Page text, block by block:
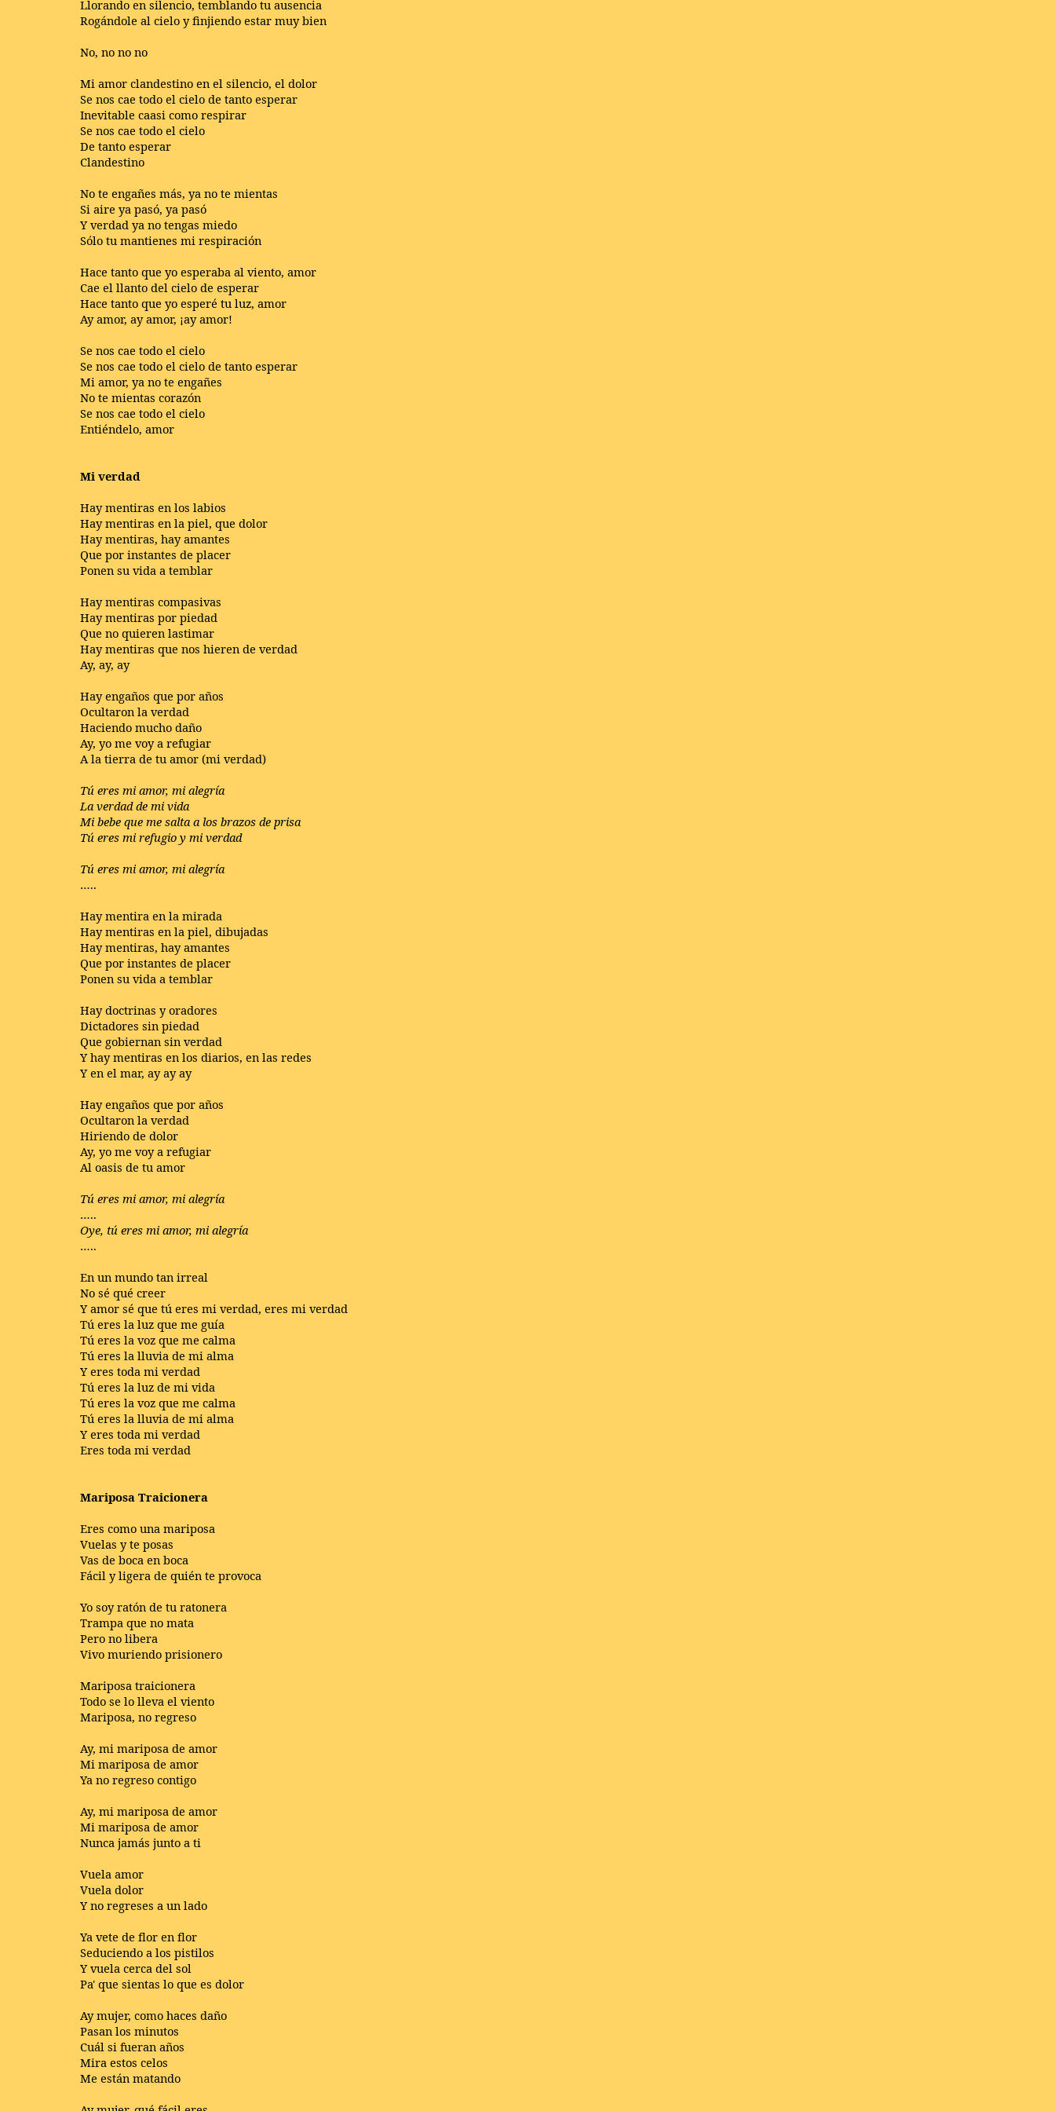
Llorando en silencio, temblando tu ausencia
Rogándole al cielo y finjiendo estar muy bien
No, no no no
Mi amor clandestino en el silencio, el dolor
Se nos cae todo el cielo de tanto esperar
Inevitable caasi como respirar
Se nos cae todo el cielo
De tanto esperar
Clandestino
No te engañes más, ya no te mientas
Si aire ya pasó, ya pasó
Y verdad ya no tengas miedo
Sólo tu mantienes mi respiración
Hace tanto que yo esperaba al viento, amor
Cae el llanto del cielo de esperar
Hace tanto que yo esperé tu luz, amor
Ay amor, ay amor, ¡ay amor!
Se nos cae todo el cielo
Se nos cae todo el cielo de tanto esperar
Mi amor, ya no te engañes
No te mientas corazón
Se nos cae todo el cielo
Entiéndelo, amor
Mi verdad
Hay mentiras en los labios
Hay mentiras en la piel, que dolor
Hay mentiras, hay amantes
Que por instantes de placer
Ponen su vida a temblar
Hay mentiras compasivas
Hay mentiras por piedad
Que no quieren lastimar
Hay mentiras que nos hieren de verdad
Ay, ay, ay
Hay engaños que por años
Ocultaron la verdad
Haciendo mucho daño
Ay, yo me voy a refugiar
A la tierra de tu amor (mi verdad)
Tú eres mi amor, mi alegría
La verdad de mi vida
Mi bebe que me salta a los brazos de prisa
Tú eres mi refugio y mi verdad
Tú eres mi amor, mi alegría
…..
Hay mentira en la mirada
Hay mentiras en la piel, dibujadas
Hay mentiras, hay amantes
Que por instantes de placer
Ponen su vida a temblar
Hay doctrinas y oradores
Dictadores sin piedad
Que gobiernan sin verdad
Y hay mentiras en los diarios, en las redes
Y en el mar, ay ay ay
Hay engaños que por años
Ocultaron la verdad
Hiriendo de dolor
Ay, yo me voy a refugiar
Al oasis de tu amor
Tú eres mi amor, mi alegría
…..
Oye, tú eres mi amor, mi alegría
…..
En un mundo tan irreal
No sé qué creer
Y amor sé que tú eres mi verdad, eres mi verdad
Tú eres la luz que me guía
Tú eres la voz que me calma
Tú eres la lluvia de mi alma
Y eres toda mi verdad
Tú eres la luz de mi vida
Tú eres la voz que me calma
Tú eres la lluvia de mi alma
Y eres toda mi verdad
Eres toda mi verdad
Mariposa Traicionera
Eres como una mariposa
Vuelas y te posas
Vas de boca en boca
Fácil y ligera de quién te provoca
Yo soy ratón de tu ratonera
Trampa que no mata
Pero no libera
Vivo muriendo prisionero
Mariposa traicionera
Todo se lo lleva el viento
Mariposa, no regreso
Ay, mi mariposa de amor
Mi mariposa de amor
Ya no regreso contigo
Ay, mi mariposa de amor
Mi mariposa de amor
Nunca jamás junto a ti
Vuela amor
Vuela dolor
Y no regreses a un lado
Ya vete de flor en flor
Seduciendo a los pistilos
Y vuela cerca del sol
Pa' que sientas lo que es dolor
Ay mujer, como haces daño
Pasan los minutos
Cuál si fueran años
Mira estos celos
Me están matando